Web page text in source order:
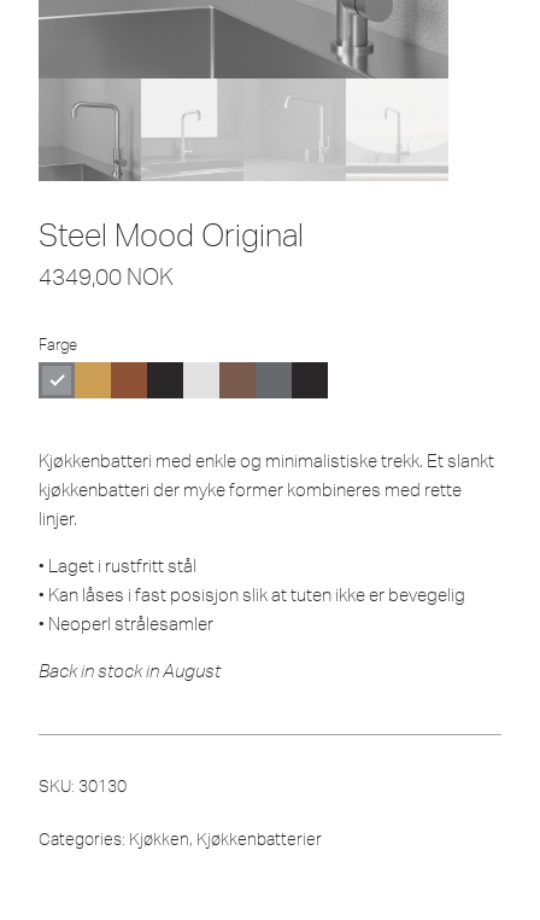
Steel Mood Original
4349,00 NOK
Farge
Kjøkkenbatteri med enkle og minimalistiske trekk. Et slankt
kjøkkenbatteri der myke former kombineres med rette
linjer.
• Laget i rustfritt stål
• Kan låses i fast posisjon slik at tuten ikke er bevegelig
• Neoperl strålesamler
Back in stock in August
SKU: 30130
Categories: Kjøkken, Kjøkkenbatterier